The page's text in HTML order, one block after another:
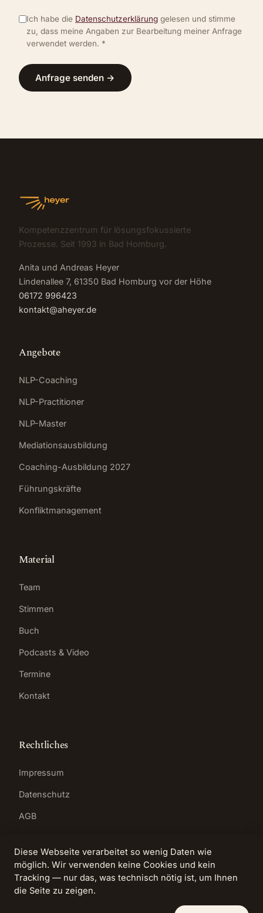
Ich habe die Datenschutzerklärung gelesen und stimme
zu, dass meine Angaben zur Bearbeitung meiner Anfrage
verwendet werden. *
Anfrage senden →
Kompetenzzentrum für lösungsfokussierte
Prozesse. Seit 1993 in Bad Homburg.
Anita und Andreas Heyer
Lindenallee 7, 61350 Bad Homburg vor der Höhe
06172 996423
kontakt@aheyer.de
Angebote
NLP-Coaching
NLP-Practitioner
NLP-Master
Mediationsausbildung
Coaching-Ausbildung 2027
Führungskräfte
Konfliktmanagement
Material
Team
Stimmen
Buch
Podcasts & Video
Termine
Kontakt
Rechtliches
Impressum
Datenschutz
AGB
© 2026 Anita Heyer · Kompetenzzentrum für
Diese Webseite verarbeitet so wenig Daten wie
möglich. Wir verwenden keine Cookies und kein
Tracking — nur das, was technisch nötig ist, um Ihnen
die Seite zu zeigen.